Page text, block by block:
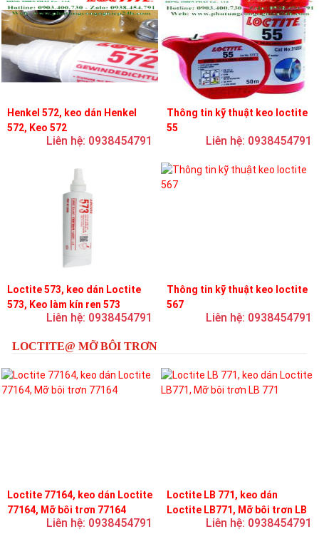
Henkel 572, keo dán Henkel
572, Keo 572
Liên hệ: 0938454791
Thông tin kỹ thuật keo loctite
55
Liên hệ: 0938454791
Loctite 573, keo dán Loctite
573, Keo làm kín ren 573
Liên hệ: 0938454791
Thông tin kỹ thuật keo loctite
567
Liên hệ: 0938454791
LOCTITE@ MỠ BÔI TRƠN
Loctite 77164, keo dán Loctite
77164, Mỡ bôi trơn 77164
Liên hệ: 0938454791
Loctite LB 771, keo dán
Loctite LB771, Mỡ bôi trơn LB
Liên hệ: 0938454791